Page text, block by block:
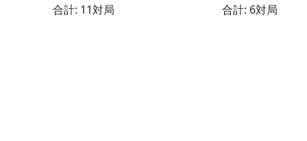
合計: 11対局
合計: 6対局